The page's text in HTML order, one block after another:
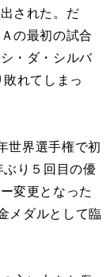
された。だ
の最初の試合
・ダ・シルバ
れてしまっ
世界選手権で初
り５回目の優
変更となった
メダルとして臨